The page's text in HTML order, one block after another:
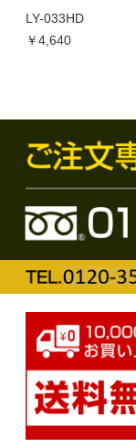
LY-033HD
￥4,640